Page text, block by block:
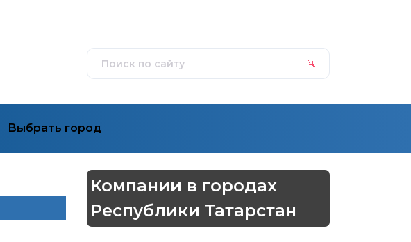
Выбрать город
Компании в городах
Республики Татарстан